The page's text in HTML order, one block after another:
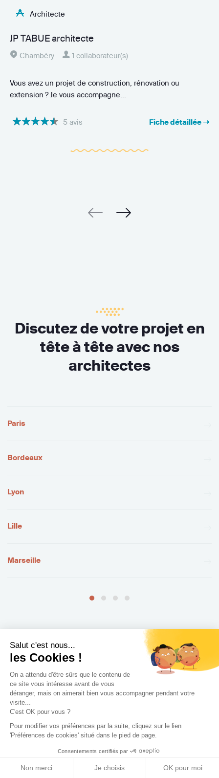
Salut c'est nous...
les Cookies !
On a attendu d'être sûrs que le contenu de
ce site vous intéresse avant de vous
déranger, mais on aimerait bien vous accompagner pendant votre
visite...
C'est OK pour vous ?
Pour modifier vos préférences par la suite, cliquez sur le lien
'Préférences de cookies' situé dans le pied de page.
Consentements certifiés par
Non merci Je choisis OK pour moi
Architecte
JP TABUE architecte
Chambéry 1 collaborateur(s)
Vous avez un projet de construction, rénovation ou
extension ? Je vous accompagne...
5 avis Fiche détaillée ➝
Discutez de votre projet en
tête à tête avec nos
architectes
Paris
Bordeaux
Lyon
Lille
Marseille
Les différents types de